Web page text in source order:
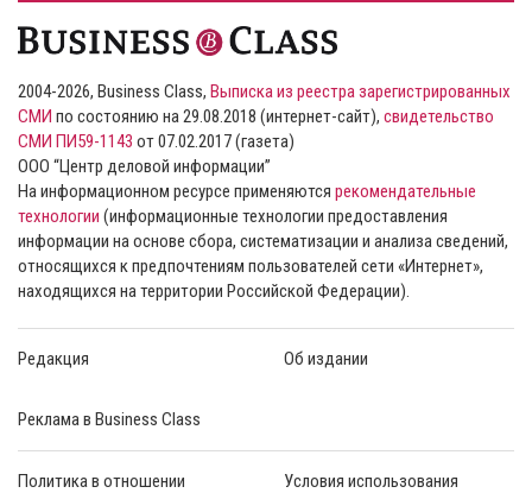
2004-2026, Business Class, Выписка из реестра зарегистрированных
СМИ по состоянию на 29.08.2018 (интернет-сайт), свидетельство
СМИ ПИ59-1143 от 07.02.2017 (газета)
ООО “Центр деловой информации”
На информационном ресурсе применяются рекомендательные
технологии (информационные технологии предоставления
информации на основе сбора, систематизации и анализа сведений,
относящихся к предпочтениям пользователей сети «Интернет»,
находящихся на территории Российской Федерации).
Редакция Об издании
Реклама в Business Class
Политика в отношении
Условия использования